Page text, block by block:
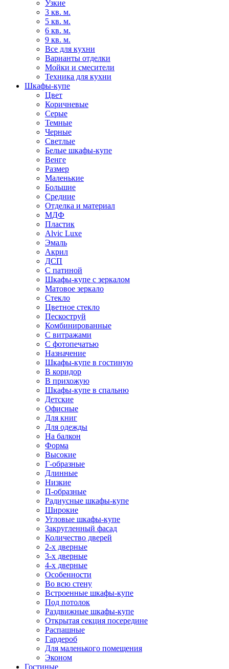
Узкие
3 кв. м.
5 кв. м.
6 кв. м.
9 кв. м.
Все для кухни
Варианты отделки
Мойки и смесители
Техника для кухни
Шкафы-купе
Цвет
Коричневые
Серые
Темные
Черные
Светлые
Белые шкафы-купе
Венге
Размер
Маленькие
Большие
Средние
Отделка и материал
МДФ
Пластик
Alvic Luxe
Эмаль
Акрил
ДСП
С патиной
Шкафы-купе с зеркалом
Матовое зеркало
Стекло
Цветное стекло
Пескоструй
Комбинированные
С витражами
С фотопечатью
Назначение
Шкафы-купе в гостиную
В коридор
В прихожую
Шкафы-купе в спальню
Детские
Офисные
Для книг
Для одежды
На балкон
Форма
Высокие
Г-образные
Длинные
Низкие
П-образные
Радиусные шкафы-купе
Широкие
Угловые шкафы-купе
Закругленный фасад
Количество дверей
2-х дверные
3-х дверные
4-х дверные
Особенности
Во всю стену
Встроенные шкафы-купе
Под потолок
Раздвижные шкафы-купе
Открытая секция посередине
Распашные
Гардероб
Для маленького помещения
Эконом
Гостиные